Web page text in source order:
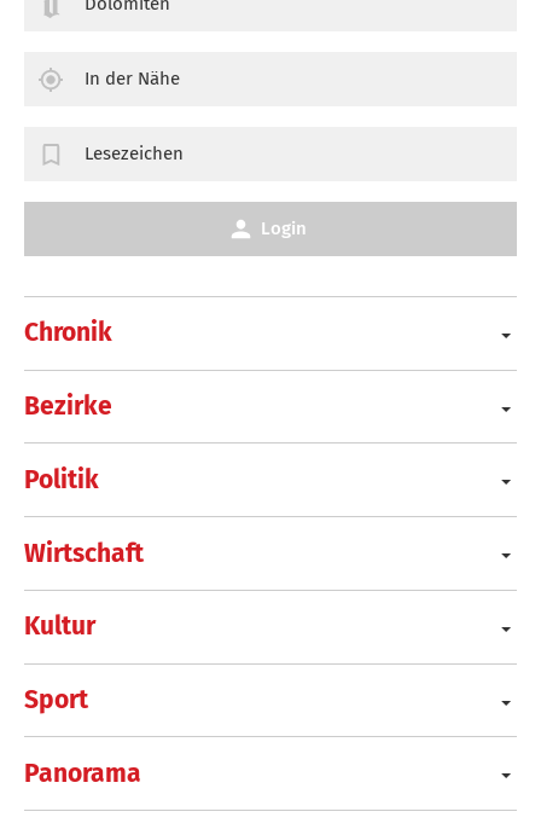
Chronik
Bezirke
Politik
Wirtschaft
Kultur
Sport
Panorama
In der Nähe
Lesezeichen
Login